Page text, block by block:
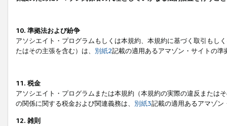
10. 準拠法および紛争
アソシエイト・プログラムもしくは本規約、本規約に基づく取引もし
たはその主張を含む）は、 別紙2記載の適用あるアマゾン・サイトの
11. 税金
アソシエイト・プログラムまたは本規約（本規約の実際の違反または
の関係に関する税金および関連義務は、 別紙3記載の適用あるアマゾン
12. 雑則